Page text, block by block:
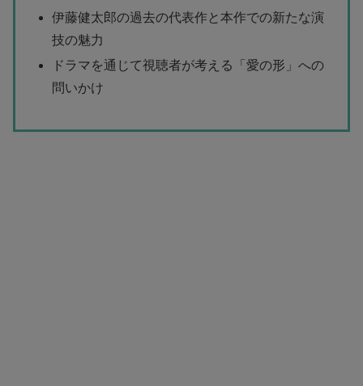
伊藤健太郎の過去の代表作と本作での新たな演
技の魅力
ドラマを通じて視聴者が考える「愛の形」への
問いかけ